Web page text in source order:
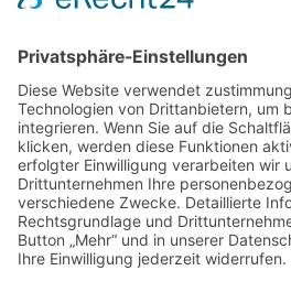
Demokratiebus
Demokratie auf Achse - Auf Tour